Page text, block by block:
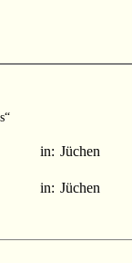
in: Jüchen
in: Jüchen